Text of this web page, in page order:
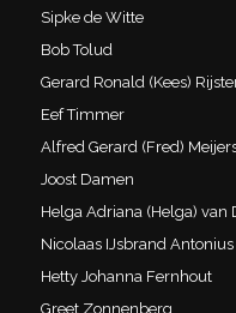
Sipke de Witte
Bob Tolud
Gerard Ronald (Kees)
Eef Timmer
Alfred Gerard (Fred)
Joost Damen
Helga Adriana (Helga) van
Nicolaas IJsbrand
Hetty Johanna Fernhout
Greet Zonnenberg